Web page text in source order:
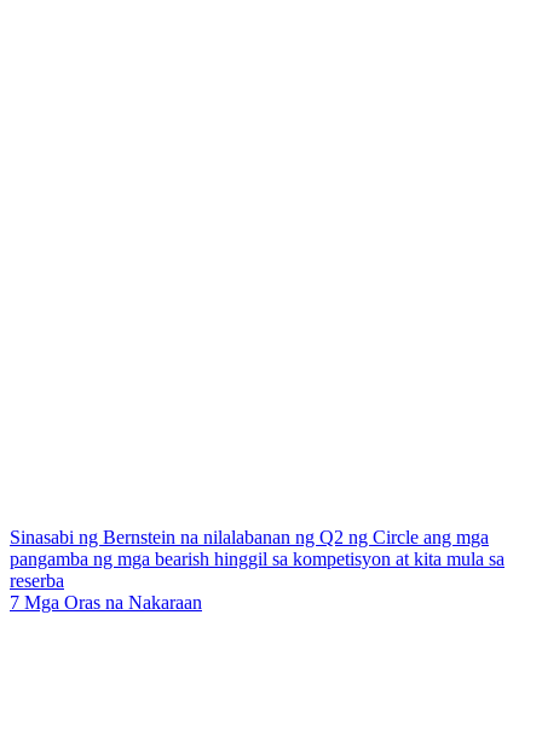
Sinasabi ng Bernstein na nilalabanan ng Q2 ng Circle ang mga
pangamba ng mga bearish hinggil sa kompetisyon at kita mula sa
reserba
7 Mga Oras na Nakaraan